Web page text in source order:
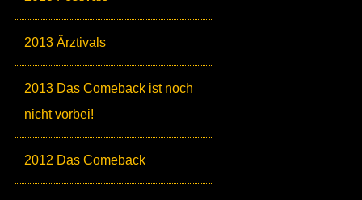
2013 Ärztivals
2013 Das Comeback ist noch
nicht vorbei!
2012 Das Comeback